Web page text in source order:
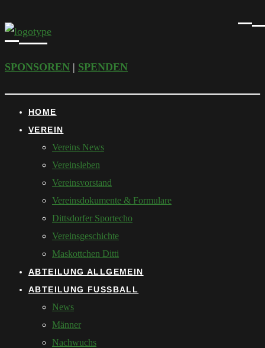
SPONSOREN | SPENDEN
HOME
VEREIN
Vereins News
Vereinsleben
Vereinsvorstand
Vereinsdokumente & Formulare
Dittsdorfer Sportecho
Vereinsgeschichte
Maskottchen Ditti
ABTEILUNG ALLGEMEIN
ABTEILUNG FUSSBALL
News
Männer
Nachwuchs